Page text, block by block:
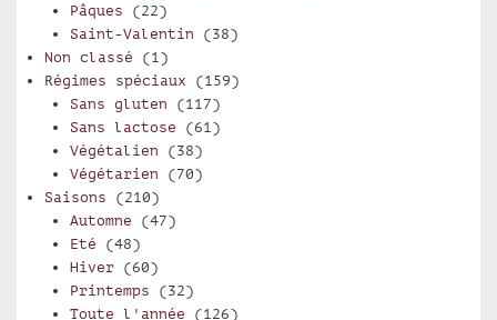
Pâques (22)
Saint-Valentin (38)
Non classé (1)
Régimes spéciaux (159)
Sans gluten (117)
Sans lactose (61)
Végétalien (38)
Végétarien (70)
Saisons (210)
Automne (47)
Eté (48)
Hiver(60)
Printemps (32)
Toute l'année (126)